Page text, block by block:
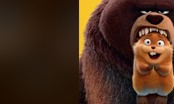
Культура
Мероприятия